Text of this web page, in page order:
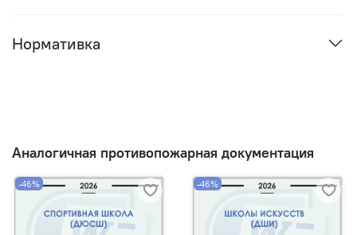
Нормативка
Аналогичная противопожарная документация
-46% -46%